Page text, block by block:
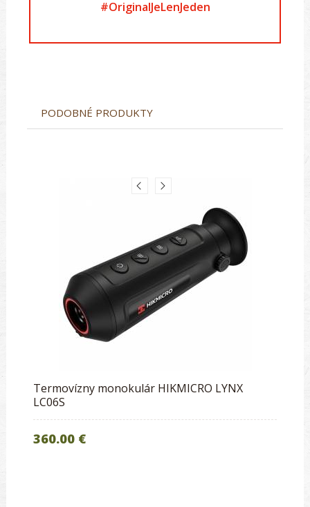
#OriginalJeLenJeden
PODOBNÉ PRODUKTY
Termovízny monokulár HIKMICRO LYNX
LC06S
360.00 €